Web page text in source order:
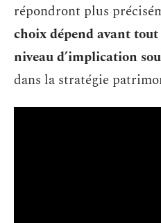
répondront plus
choix dépend avant
niveau d’implication
dans la stratégie